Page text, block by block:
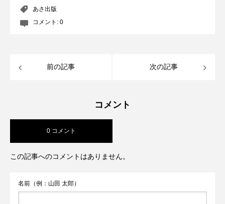
あさ出版
コメント: 0
前の記事 次の記事
コメント
0 コメント
この記事へのコメントはありません。
名前（例：山田 太郎）